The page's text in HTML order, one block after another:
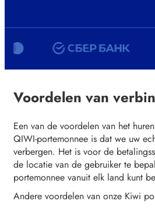
Voordelen van
Een van de voordelen van het
QIWI-portemonnee is dat we uw
verbergen. Het is voor de
de locatie van de gebruiker te
portemonnee vanuit elk land kunt
Andere voordelen van onze Kiwi